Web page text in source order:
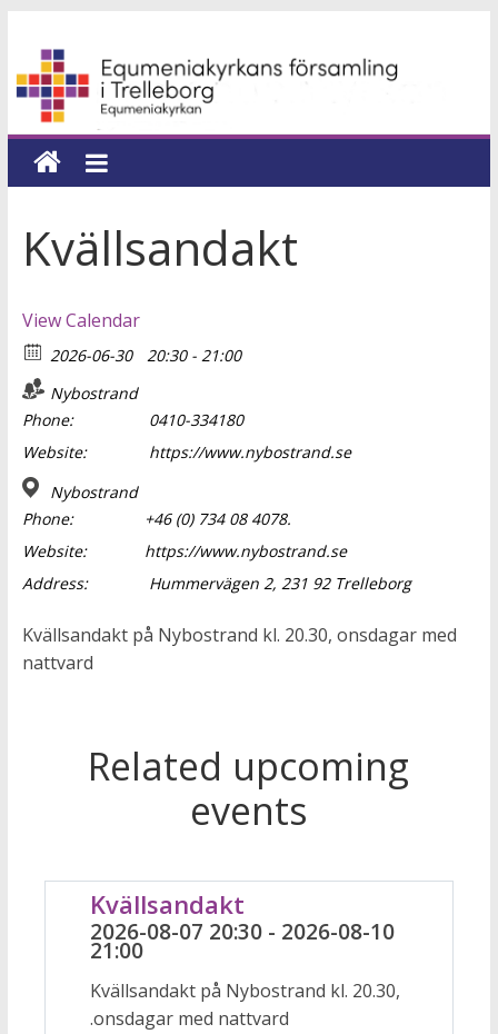
innehåll
Equmeniakyrkans
församling
i
Trelleborg
för
hela
livet
Kvällsandakt
View Calendar
2026-06-30
20:30 - 21:00
Nybostrand
Phone:
0410-334180
Website:
https://www.nybostrand.se
Nybostrand
Phone:
+46 (0) 734 08 4078.
Website:
https://www.nybostrand.se
Address:
Hummervägen 2, 231 92 Trelleborg
Kvällsandakt på Nybostrand kl. 20.30, onsdagar med
nattvard
Related upcoming
events
Kvällsandakt
2026-08-07 20:30 - 2026-08-10
21:00
Kvällsandakt på Nybostrand kl. 20.30,
.onsdagar med nattvard